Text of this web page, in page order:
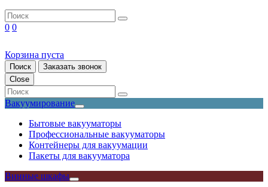
0 0
Корзина пуста
Поиск
Заказать звонок
Close
Вакуумирование
Бытовые вакууматоры
Профессиональные вакууматоры
Контейнеры для вакуумации
Пакеты для вакууматора
Винные шкафы